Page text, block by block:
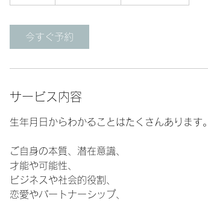
今すぐ予約
サービス内容
生年月日からわかることはたくさんあります。
ご自身の本質、潜在意識、
才能や可能性、
ビジネスや社会的役割、
恋愛やパートナーシップ、